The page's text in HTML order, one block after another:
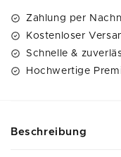
Zahlung per
Kostenloser
Schnelle &
Hochwertige
Beschreibung